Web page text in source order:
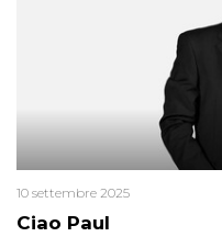
Ciao Paul
10 settembre 2025